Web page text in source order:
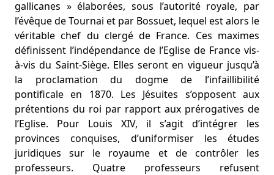
gallicanes » élaborées, sous l’autorité royale, par
l’évêque de Tournai et par Bossuet, lequel est alors le
véritable chef du clergé de France. Ces maximes
définissent l’indépendance de l’Eglise de France vis-
à-vis du Saint-Siège. Elles seront en vigueur jusqu’à
la proclamation du dogme de l’infaillibilité
pontificale en 1870. Les Jésuites s’opposent aux
prétentions du roi par rapport aux prérogatives de
l’Eglise. Pour Louis XIV, il s’agit d’intégrer les
provinces conquises, d’uniformiser les études
juridiques sur le royaume et de contrôler les
professeurs. Quatre professeurs refusent